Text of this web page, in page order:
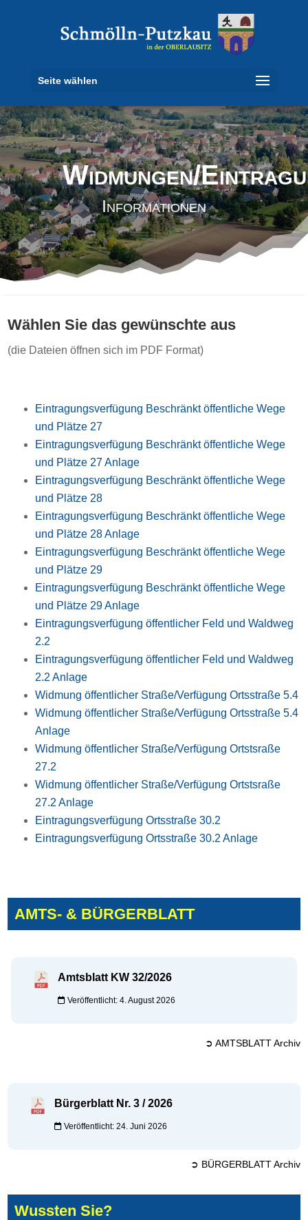
Seite wählen
Widmungen/
Informationen
Wählen Sie das gewünschte aus
(die Dateien öffnen sich im PDF Format)
Eintragungsverfügung Beschränkt öffentliche Wege
und Plätze 27
Eintragungsverfügung Beschränkt öffentliche Wege
und Plätze 27 Anlage
Eintragungsverfügung Beschränkt öffentliche Wege
und Plätze 28
Eintragungsverfügung Beschränkt öffentliche Wege
und Plätze 28 Anlage
Eintragungsverfügung Beschränkt öffentliche Wege
und Plätze 29
Eintragungsverfügung Beschränkt öffentliche Wege
und Plätze 29 Anlage
Eintragungsverfügung öffentlicher Feld und Waldweg
2.2
Eintragungsverfügung öffentlicher Feld und Waldweg
2.2 Anlage
Widmung öffentlicher Straße/Verfügung Ortsstraße 5.4
Widmung öffentlicher Straße/Verfügung Ortsstraße 5.4
Anlage
Widmung öffentlicher Straße/Verfügung Ortstsraße
27.2
Widmung öffentlicher Straße/Verfügung Ortstsraße
27.2 Anlage
Eintragungsverfügung Ortsstraße 30.2
Eintragungsverfügung Ortsstraße 30.2 Anlage
AMTS- & BÜRGERBLATT
Amtsblatt KW 32/2026
Veröffentlicht: 4. August 2026
➲ AMTSBLATT Archiv
Bürgerblatt Nr. 3 / 2026
Veröffentlicht: 24. Juni 2026
➲ BÜRGERBLATT Archiv
Wussten Sie?